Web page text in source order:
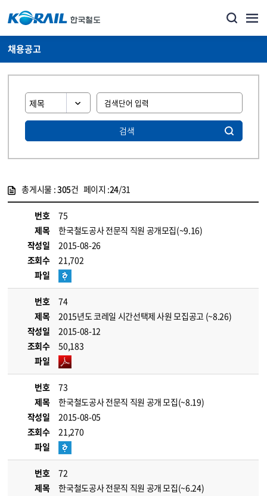
채용공고
검색
총게시물 :305건 페이지 :24/31
번호
75
제목
한국철도공사 전문직 직원 공개모집(~9.16)
작성일
2015-08-26
조회수
21,702
파일
번호
74
제목
2015년도 코레일 시간선택제 사원 모집공고 (~8.26)
작성일
2015-08-12
조회수
50,183
파일
번호
73
제목
한국철도공사 전문직 직원 공개 모집(~8.19)
작성일
2015-08-05
조회수
21,270
파일
번호
72
제목
한국철도공사 전문직 직원 공개 모집(~6.24)